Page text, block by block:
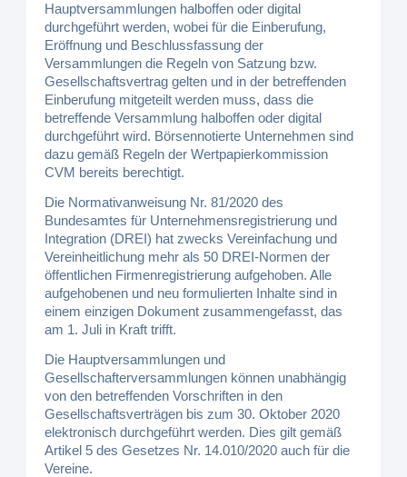
Hauptversammlungen halboffen oder digital
durchgeführt werden, wobei für die Einberufung,
Eröffnung und Beschlussfassung der
Versammlungen die Regeln von Satzung bzw.
Gesellschaftsvertrag gelten und in der betreffenden
Einberufung mitgeteilt werden muss, dass die
betreffende Versammlung halboffen oder digital
durchgeführt wird. Börsennotierte Unternehmen sind
dazu gemäß Regeln der Wertpapierkommission
CVM bereits berechtigt.
Die Normativanweisung Nr. 81/2020 des
Bundesamtes für Unternehmensregistrierung und
Integration (DREI) hat zwecks Vereinfachung und
Vereinheitlichung mehr als 50 DREI-Normen der
öffentlichen Firmenregistrierung aufgehoben. Alle
aufgehobenen und neu formulierten Inhalte sind in
einem einzigen Dokument zusammengefasst, das
am 1. Juli in Kraft trifft.
Die Hauptversammlungen und
Gesellschafterversammlungen können unabhängig
von den betreffenden Vorschriften in den
Gesellschaftsverträgen bis zum 30. Oktober 2020
elektronisch durchgeführt werden. Dies gilt gemäß
Artikel 5 des Gesetzes Nr. 14.010/2020 auch für die
Vereine.